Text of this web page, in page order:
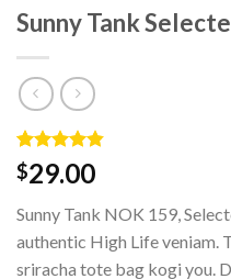
Sunny Tank
Valorado
con4.50
base a
2
valoraciones
de clientes
$29.00
Sunny Tank NOK 159,
authentic High Life
sriracha tote bag kogi you.